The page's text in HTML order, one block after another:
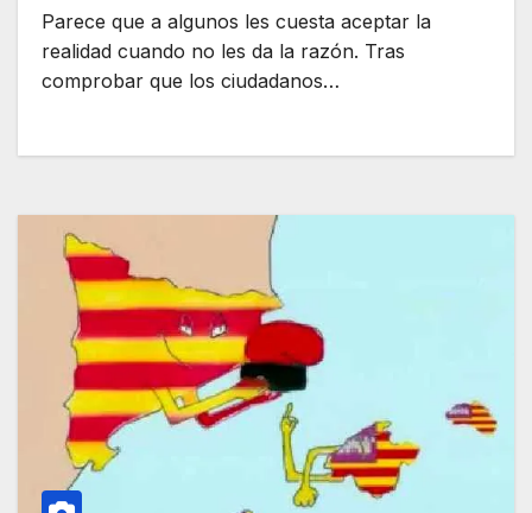
Parece que a algunos les cuesta aceptar la
realidad cuando no les da la razón. Tras
comprobar que los ciudadanos…